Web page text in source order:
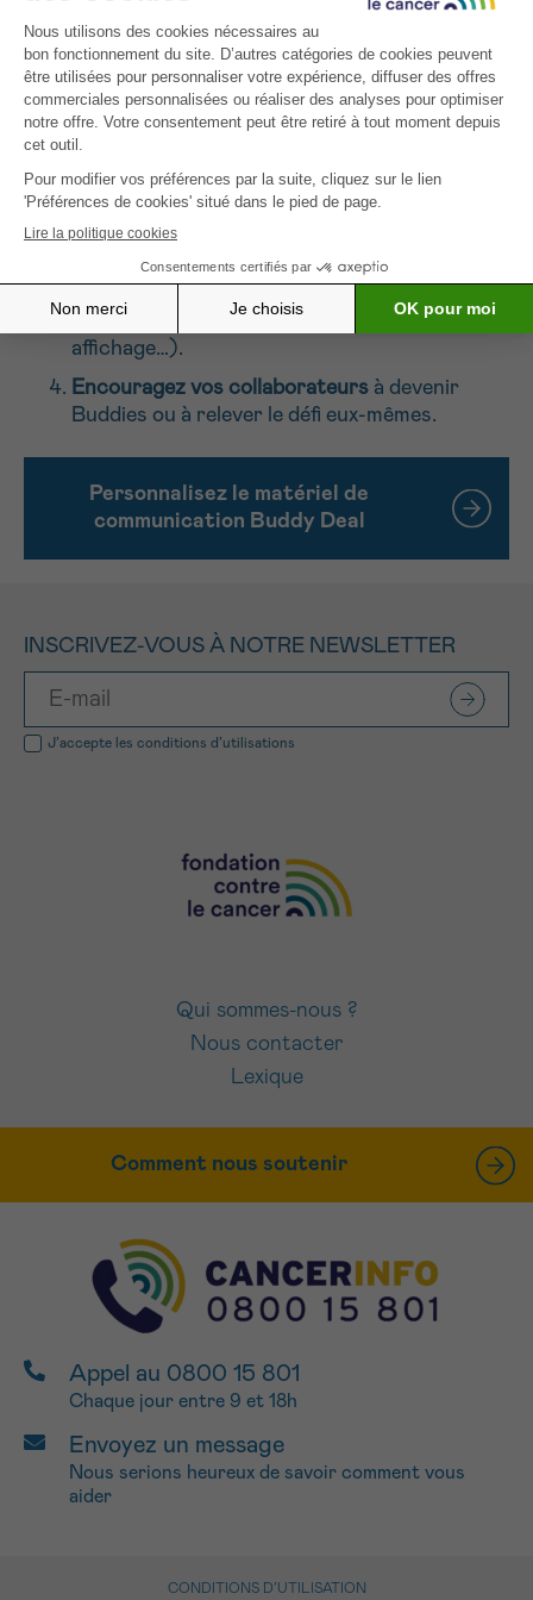
messageet encourager un maximum de personnes
à relever le défi.
Comment utiliser le toolkit ?
dédiée.
Ajoutez votre logo
externes (intranet, réseaux sociaux,
affichage…).
Encouragez vos collaborateurs à devenir
Buddies ou à relever le défi eux-mêmes.
Personnalisez le matériel de
communication Buddy Deal
INSCRIVEZ-VOUS À NOTRE NEWSLETTER
J’accepte les conditions d’utilisations
Qui sommes-nous ?
Nous contacter
Lexique
Comment nous soutenir
Appel au 0800 15 801
Chaque jour entre 9 et 18h
Envoyez un message
Nous serions heureux de savoir comment vous
aider
CONDITIONS D’UTILISATION